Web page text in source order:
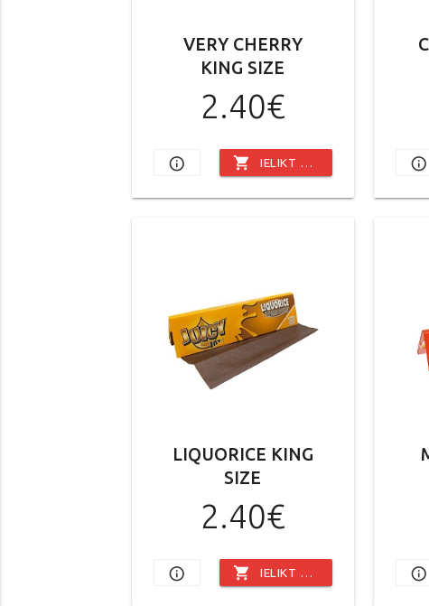
VERY CHERRY
KING SIZE
2.40€
info_outline shopping_cart IELIKT GROZĀ info_outline
LIQUORICE KING
SIZE
2.40€
info_outline shopping_cart IELIKT GROZĀ info_outline